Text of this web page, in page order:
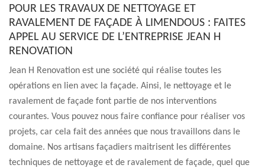
POUR LES TRAVAUX DE NETTOYAGE ET
RAVALEMENT DE FAÇADE À LIMENDOUS : FAITES
APPEL AU SERVICE DE L’ENTREPRISE JEAN H
RENOVATION
Jean H Renovation est une société qui réalise toutes les
opérations en lien avec la façade. Ainsi, le nettoyage et le
ravalement de façade font partie de nos interventions
courantes. Vous pouvez nous faire confiance pour réaliser vos
projets, car cela fait des années que nous travaillons dans le
domaine. Nos artisans façadiers maitrisent les différentes
techniques de nettoyage et de ravalement de façade, quel que